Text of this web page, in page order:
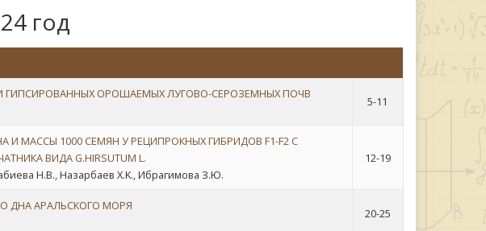
год
ГИПСИРОВАННЫХ ОРОШАЕМЫХ ЛУГОВО-СЕРОЗЕМНЫХ ПОЧВ
5-11
МАССЫ 1000 СЕМЯН У РЕЦИПРОКНЫХ ГИБРИДОВ F1-F2 С
ВИДА G.HIRSUTUM L.
Н.В., Haзарбаев Х.K., Ибрагимова З.Ю.
12-19
ДНА АРАЛЬСКОГО МОРЯ
20-25